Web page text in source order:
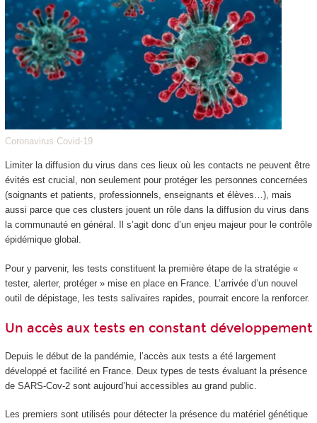
Coronavirus Covid-19
Limiter la diffusion du virus dans ces lieux où les contacts ne peuvent être
évités est crucial, non seulement pour protéger les personnes concernées
(soignants et patients, professionnels, enseignants et élèves…), mais
aussi parce que ces clusters jouent un rôle dans la diffusion du virus dans
la communauté en général. Il s’agit donc d’un enjeu majeur pour le contrôle
épidémique global.
Pour y parvenir, les tests constituent la première étape de la stratégie «
tester, alerter, protéger » mise en place en France. L’arrivée d’un nouvel
outil de dépistage, les tests salivaires rapides, pourrait encore la renforcer.
Un accès aux tests en constant développement
Depuis le début de la pandémie, l’accès aux tests a été largement
développé et facilité en France. Deux types de tests évaluant la présence
de SARS-Cov-2 sont aujourd’hui accessibles au grand public.
Les premiers sont utilisés pour détecter la présence du matériel génétique